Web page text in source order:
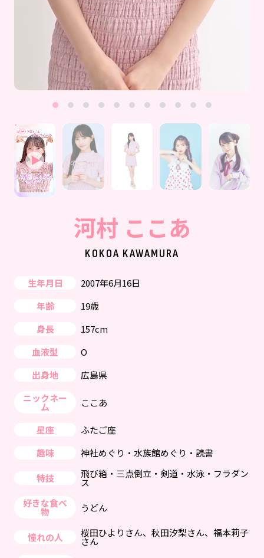
ST member
新規会員登録・ログイン
河村 ここあ
KOKOA KAWAMURA
生年月日
2007年6月16日
年齢
19歳
身長
157cm
血液型
O
出身地
広島県
ニックネー
ム ここあ
星座
ふたご座
趣味
神社めぐり・水族館めぐり・読書
特技 飛び箱・三点倒立・剣道・水泳・フラダン
ス
好きな食べ
物 うどん
憧れの人 桜田ひよりさん、秋田汐梨さん、福本莉子
さん